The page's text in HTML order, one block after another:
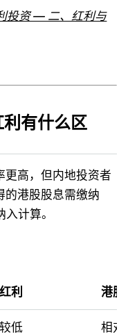
投资 — 二、红利与
有什么区
更高，但内地投资者
港股股息需缴纳
计算。
利 港股
低 相对